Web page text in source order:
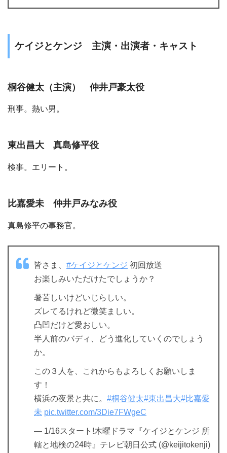
ケイジとケンジ 主演・出演者・キャスト
桐谷健太（主演） 仲井戸豪太役
刑事。熱い男。
東出昌大 真島修平役
検事。エリート。
比嘉愛未 仲井戸みなみ役
真島修平の事務官。
皆さま、 #ケイジとケンジ 初回放送
お楽しみいただけたでしょうか？
暑苦しいけどいじらしい。
ズレてるけれど微笑ましい。
凸凹だけど愛おしい。
半人前のバディ、どう進化していくのでしょう
か。
この３人を、これからもよろしくお願いしま
す！
横浜の夜景と共に。 #桐谷健太#東出昌大#比嘉愛
未 pic.twitter.com/3Die7FWgeC
— 1/16スタート!木曜ドラマ『ケイジとケンジ 所
轄と地検の24時』テレビ朝日公式 (@keijitokenji)